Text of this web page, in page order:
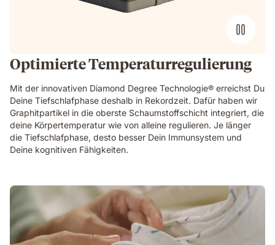
Optimierte Temperaturregulierung
Mit der innovativen Diamond Degree Technologie® erreichst Du
Deine Tiefschlafphase deshalb in Rekordzeit. Dafür haben wir
Graphitpartikel in die oberste Schaumstoffschicht integriert, die
deine Körpertemperatur wie von alleine regulieren. Je länger
die Tiefschlafphase, desto besser Dein Immunsystem und
Deine kognitiven Fähigkeiten.